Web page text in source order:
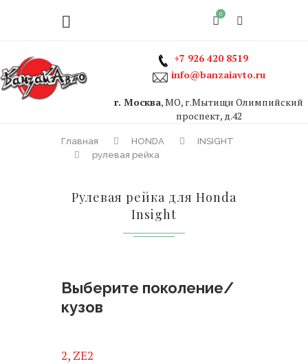
0
+7 926 420 8519
info@banzaiavto.ru
г. Москва, МО, г.Мытищи Олимпийский
проспект, д.42
Главная HONDA
INSIGHT
рулевая рейка
Рулевая рейка для Honda
Insight
Выберите поколение/
кузов
2, ZE2